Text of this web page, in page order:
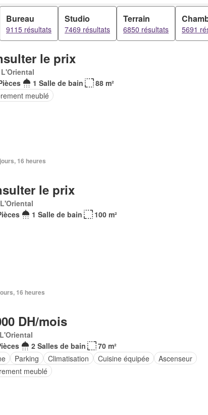
Bureau
9115 résultats
Studio
7469 résultats
Terrain
6850 résultats 5691
le prix
1 Salle de bain
88 m²
meublé
16 heures
le prix
1 Salle de bain 100 m²
16 heures
DH/mois
2 Salles de bain
70 m²
Parking Climatisation Cuisine équipée
Ascenseur
meublé